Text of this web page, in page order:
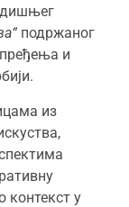
подржаног
и
из
контекст у